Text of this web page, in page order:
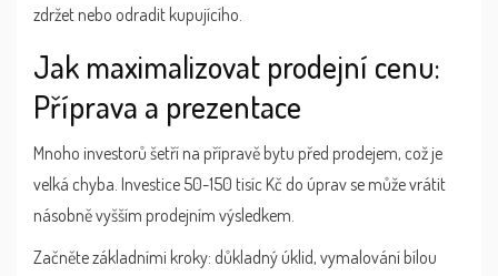
zdržet nebo odradit kupujícího.
Jak maximalizovat prodejní cenu:
Příprava a prezentace
Mnoho investorů šetří na přípravě bytu před prodejem, což je
velká chyba. Investice 50-150 tisíc Kč do úprav se může vrátit
násobně vyšším prodejním výsledkem.
Začněte základními kroky: důkladný úklid, vymalování bílou